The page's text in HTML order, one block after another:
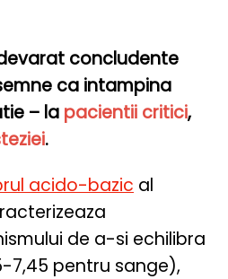
concludente
ca intampina
– la pacientii critici,
.
acido-bazic al
de a-si echilibra
7,45 pentru sange),